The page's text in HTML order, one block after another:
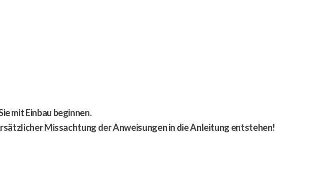
mit Einbau beginnen.
Missachtung der Anweisungen in die Anleitung entstehen!